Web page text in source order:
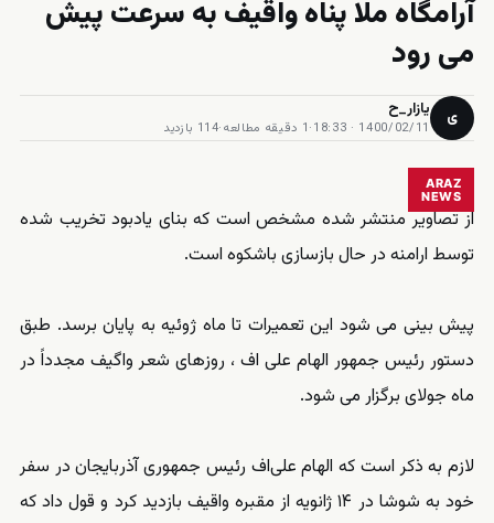
آرامگاه ملا پناه واقیف به سرعت پیش
می رود
ی یازار_ح
1400/02/11 · 18:33
·1 دقیقه مطالعه ·114 بازدید
ARAZ
NEWS
از تصاویر منتشر شده مشخص است که بنای یادبود تخریب شده
توسط ارامنه در حال بازسازی باشکوه است.
پیش بینی می شود این تعمیرات تا ماه ژوئیه به پایان برسد. طبق
دستور رئیس جمهور الهام علی اف ، روزهای شعر واگیف مجدداً در
ماه جولای برگزار می شود.
لازم به ذکر است که الهام علی‌اف رئیس جمهوری آذربایجان در سفر
خود به شوشا در ۱۴ ژانویه از مقبره واقیف بازدید کرد و قول داد که